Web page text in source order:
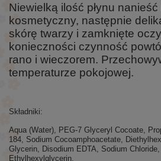
Niewielką ilość płynu nanieść
kosmetyczny, następnie
skórę twarzy i zamknięte
konieczności czynność
rano i wieczorem.
temperaturze pokojowej.
Składniki:
Aqua (Water), PEG-7 Glyceryl Cocoate,
184, Sodium Cocoamphoacetate,
Glycerin, Disodium EDTA, Sodium Chloride,
Ethylhexylglycerin.